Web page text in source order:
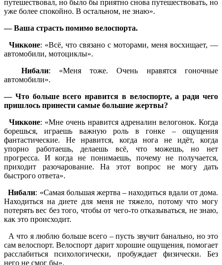
путешествовал, но было бы приятно снова путешествовать, но
уже более спокойно. В остальном, не знаю».
— Ваша страсть помимо велоспорта.
Чикконе: «Всё, что связано с моторами, меня восхищает, —
автомобили, мотоциклы».
Нибали: «Меня тоже. Очень нравятся гоночные
автомобили».
— Что больше всего нравится в велоспорте, а ради чего
пришлось принести самые большие жертвы?
Чикконе: «Мне очень нравится адреналин велогонок. Когда
борешься, играешь важную роль в гонке – ощущения
фантастические. Не нравится, когда нога не идёт, когда
упорно работаешь, делаешь всё, что можешь, но нет
прогресса. И когда не понимаешь, почему не получается,
приходит разочарование. На этот вопрос не могу дать
быстрого ответа».
Нибали: «Самая большая жертва – находиться вдали от дома.
Находиться на диете для меня не тяжело, потому что могу
потерять вес без того, чтобы от чего-то отказываться, не знаю,
как это происходит.
А что я люблю больше всего – пусть звучит банально, но это
сам велоспорт. Велоспорт дарит хорошие ощущения, помогает
расслабиться психологически, пробуждает физически. Без
него не смог бы».